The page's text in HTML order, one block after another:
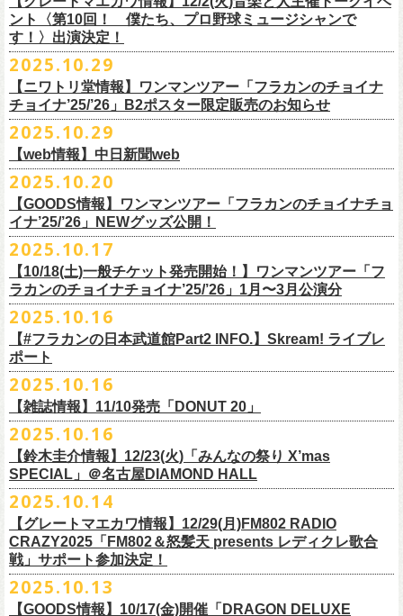
出演：JUN SKY WALKER(S) 、フラワーカンパニーズ
チケット料金：6,600円（税込）＋ドリンクオーダー ※未就学児入場不可
一般チケット発売日：2026年1月24日(土)
問い合わせ：E.L.L. 052-201-5004
JUN SKY WALKER(S) オフィシャルサイトhttp://junskywalkers.jp/
1days視聴券 2,800円(税込)
2days視聴券 5,000円(税込)
視聴チケット販売期間：12/08（月）21:00〜12/30(火) 19:00
視聴チケット販売URL：
GORA BREWERY
Godspeed Brewery（The Slop Shop）
しまなみブルワリー
Shimoda Brewing Company
Streetlight Brewing
SEOUL BREWERY（エムエスエンタープライズ）
立飛麦酒醸造所
CHORYOCraft
Beer
DevilCraft Brewing
Totopia Brewery
Trap Door Brewing他（AQベボリューション）
奈良醸造
NOVORU
NOMCRAFT BREWING
Nomodachi Brewing
箱根ビール醸造所
HAMAMATSU BEER
B.M.B BREWERY
Far Yeast Brewing
FARMENTRY
FILL BREWING
みぞのくち醸造所
YOUNG MASTER（ドリンクアッパーズ）
横浜ビール
横浜ベイブルーイング
Riip Beer他（Ever Green Imports）
Y.MARKET BREWING
US BREWERY（近日発表！）
US BREWERY（近日発表！）
US BREWERY（近日発表！）
ライブ、『フラワーカンパニーズ「ゾロ目だョ全員集合!〜フラカン33
年、野音99年〜」2022.9.23 日比谷野外大音楽堂』に続く第3弾、第4弾と
して、
年末恒例となった京都磔磔での2デイズライブ、2023年に開催されたフラ
ワーカンパニーズ「神さまツアー」～年末恒例磔磔2デイズ～の1日目、2
日目それぞれの映像を同時配信がスタート！
U-NEXT月額会員の方は、追加料金なくお楽しみいただけます。
様々な会場でのフラカンのライブをぜひお楽しみくださいね。
そして、いよいよ12/5(金)19:00〜「フラカンの横浜アリーナ -リモートラ
イヴ編- 〜生き続けてる事は最大のメッセージ！〜」U-NEXT独占配信
がスタート！
合わせてどうぞお楽しみに！
＊12/4(木)正午配信開始
◎ フラワーカンパニーズ「神さまツアー」～年末恒例磔磔2デイズ～ 1
日目 2023.12.13 京都磔磔
◎ フラワーカンパニーズ「神さまツアー」～年末恒例磔磔2デイズ～ 2
日目 2023.12.14 京都磔磔
▼視聴はこちら
https://video.unext.jp/browse/feature/FET0012549
ほか過去ライブ映像２作品も配信中！
＊11/20(木)より配信中
◎「フラカンの横浜アリーナ -リモートライヴ編- 〜生き続けてる事は最
大のメッセージ！〜」
＊11/27(木)より配信中
◎『フラワーカンパニーズ「ゾロ目だョ全員集合!〜フラカン33年、野音
翌週以降も過去のライブ映像を順次配信予定です。
様々な会場でのフラカンのライブをぜひお楽しみください！
＊11/27(木)正午配信開始
◎『フラワーカンパニーズ「ゾロ目だョ全員集合!〜フラカン33年、野音
99年〜」2022.9.23 日比谷野外大音楽堂』
▼視聴はこちら
https://video.unext.jp/browse/feature/FET0012549
＊U-NEXT独占ライブ配信詳細
◎フラワーカンパニーズ「フラカンの日本武道館 Part2 〜超・今が
旬〜」
配信日：2025年12月5日(金)19:00〜 ※見逃し配信あり
視聴料：U-NEXT月額会員視聴無料
配信URL：https://t.unext.jp/r/flowercompanyz
ーー過去ライブ映像配信スケジュールーー
＊11/20(木)より配信中
◎「フラカンの横浜アリーナ -リモートライヴ編- 〜生き続けてる事は最
大のメッセージ！〜」
https://video.unext.jp/browse/feature/FET0012549
＊12/4(木)配信開始予定
◎ フラワーカンパニーズ「神さまツアー」～年末恒例磔磔2デイズ～ 1
日目 2023.12.13 京都磔磔
◎ フラワーカンパニーズ「神さまツアー」～年末恒例磔磔2デイズ～ 2
日目 2023.12.14 京都磔磔
U-NEXT月額会員の方は、追加料金なくお楽しみいただけます。
翌週以降も過去のライブ映像を順次配信予定です。
様々な会場でのフラカンのライブをぜひお楽しみください！
＊11/20(木)正午配信開始
◎「フラカンの横浜アリーナ -リモートライヴ編- 〜生き続けてる事は最
大のメッセージ！〜」 2020.8.27 横浜アリーナ *無観客配信ライブ
▼視聴はこちら
https://video.unext.jp/browse/feature/FET0012549
＊U-NEXT独占ライブ配信詳細
◎フラワーカンパニーズ「フラカンの日本武道館 Part2 〜超・今が
旬〜」
配信日：2025年12月5日(金)19:00〜 ※見逃し配信あり
視聴料：U-NEXT月額会員視聴無料
配信URL：https://t.unext.jp/r/flowercompanyz
ーー過去ライブ映像配信スケジュール予定ーー
＊11/27(木)配信開始予定
◎「ゾロ目だョ全員集合!〜フラカン33年、野音99年〜」2022.9.23 日比
谷野外大音楽堂
＊12/4(木)配信開始予定
◎ フラワーカンパニーズ「神さまツアー」～年末恒例磔磔2デイズ～ 1
日目 2023.12.13 京都磔磔
◎ フラワーカンパニーズ「神さまツアー」～年末恒例磔磔2デイズ～ 2
日目 2023.12.14 京都磔磔
四星球・北島康雄くんのトークライブに鈴木圭介の出演が決定！
◎『僕？僕は君だよ 76日前の』
日時：2025年12月5日(金)開場18:45 / 開演19:30
会場：東京・西早稲田BLAH BLAH BLAH
出演：北島康雄(四星球) ゲスト：鈴木圭介(フラワーカンパニーズ)
チャージ：前売¥3000/当日¥3500(+1drink ¥600)
予約開始：2025年11月16日(日)12:00〜
予約方法：Livepocketで受付
2026年1月12日(月祝)＠仙台darwinで開催される四星球企画「毛が生えた
日」にフラワーカンパニーズの出演が決定！
◎四星球企画「毛が生えた日」
日時：2026年1月12日(月祝) OPEN 15:30 / START 16:00
会場：仙台darwin
出演：四星球、フラワーカンパニーズ、SCOOBIE DO
チケット料金：¥4,200(税込/ドリンク代別)
一般チケット発売日：11月29日(土)
問い合わせ：ジー・アイ・ピー tel022-222-9999
＊一般発売に先がけ、HP先行あり！
＜HP先行＞
受付期間： 11月 13日
受付URL：https://l-tike.com/su- xing-cyu/
9月20日(土) に開催した日本武道館公演『フラカンの日本武道館 Part2 〜
超・今が旬〜』、このライブの模様がU-NEXTにて12/5(金)19:00〜独占ラ
イブ配信されることが決定！
全国のライブハウスを主戦場とし”メンバーチェンジなし、活動休止な
し”で全国各地でライブ・
で”超・今が旬”と自負し10年振りに挑んだ2度目の日本武道館ライブ。
その模様を10年前の武道館ライブ映像をはじめフラカンのMVも
掛けている映像監督・番場秀一氏がリアルに映し出します。
さらにこの配信を記念し、同じくU-NEXTにて、
ナでの無観客配信ライブ、
恒例となっている京都のライブハウス磔磔でのセットリ
し2DAYSの2023年の映像も配信されることが決定！
武道館ライブ配信に先駆け、順次公開される予定です。
どうぞお楽しみに！
＊U-NEXT独占ライブ配信詳細
◎フラワーカンパニーズ「フラカンの日本武道館 Part2 〜超・今が
旬〜」
配信日：2025年12月5日(金)19:00〜 ※見逃し配信あり
視聴料：U-NEXT月額会員視聴無料配信URL：
年末恒例となっている大晦日ライブ「ヤングナイター」改め、「ヤング
デーゲーム’25」の開催が決定！
ント〈第10回！ 僕たち、プロ野球ミュージシャンで
す！〉出演決定！
【公演詳細】
公演タイトル：第10回！ 僕たち、プロ野球大好きミュージシャンです！
日時・会場：12月2日（火）LOFT9 Shibuya
（ https://www.loft-prj.co.jp/schedule/loft9/access
開場／開演： 17:45／18:30
（終演予定：21:15）
出演ミュージシャン： ※五十音順
イノウエアツシ（ニューロティカ／横浜DeNAベイスターズ）、ウエノコ
ウジ（the
HIATUS、Radio Caroline／広島東洋カープ）、オカモト”MOBY”タクヤ
(SCOOBIE DO ／MLB
解説者)、グレートマエカワ（フラワーカンパニーズ／中日ドラゴン
ズ）、樋口豊
（BUCK∞TICK／阪神タイガース）
司会：金光裕史（音楽と人編集部／阪神タイガース）
料金：前売￥4,000 ※税込／要1オーダー（500円以上）
チケット一般発売日：11月8日（土）10時〜
※購入枚数制限あり／お一人様2枚まで
※チケットの整理番号順での入場となります。
販売URL
https://eplus.jp/sf/detail/4428590001-P0030001
注意事項
※営利目的のチケットの転売は固くお断り致します。転売チケットは入
場をお断りする場合もあ
りますのでご注意ください。
※撮影・録音・録画などは禁止とさせていただきます。また開場時のご
自分の席以外の席取りは
2025.10.29
【ニワトリ堂情報】ワンマンツアー「フラカンのチョイナ
チョイナ’25/’26」B2ポスター限定販売のお知らせ
2025.10.29
【web情報】中日新聞web
■10月28日(火)公開 中日新聞web
【動画】名曲「深夜高速」やディープな名古屋の魅力を語る フラワー
カンパニーズ・鈴木圭介さん、イラストレーター・丹下京子さん対談
https://www.chunichi.co.jp/article/1151332
2025.10.20
【GOODS情報】ワンマンツアー「フラカンのチョイナチョ
イナ’25/’26」NEWグッズ公開！
10/25(土)＠熊本Djangoよりスタートするフラワーカンパニーズ ワンマン
ツアー「フラカンのチョイナチョイナ’25/’26」ら販売するNEWグッズを
公開！
2025.10.17
【10/18(土)一般チケット発売開始！】ワンマンツアー「フ
ラカンのチョイナチョイナ’25/’26」1月〜3月公演分
2025.10.16
【#フラカンの日本武道館Part2 INFO.】Skream! ライブレ
ポート
■10月16日(木)公開 Skream!
＊9/20(土)「フラカンの日本武道館 Part2 〜超・今が旬〜」ライブレポー
ト掲載
https://skream.jp/livereport/2025/10/flower_companyz.php
2025.10.16
【雑誌情報】11/10発売「DONUT 20」
■11月10日(月)発売 「DONUT 20」
＊グレートマエカワインタビュー掲載
【グレートマエカワ（フラワーカンパニーズ）「ロックンロールが降っ
てきた日」】
人生を変えた1枚のレコードについて訊く「ロックンロールが降ってきた
日」に、先ごろ、二度目の日本武道館公演を成功させたフラワーカンパ
ニーズのグレートマエカワが登場。自身の音楽人生とフラワーカンパニ
ーズの現在地を語る。
https://donutroll.tokyo/wd/20251110_donut20/
2025.10.16
【鈴木圭介情報】12/23(火)「みんなの祭り X’mas
SPECIAL」＠名古屋DIAMOND HALL
2025.10.14
【グレートマエカワ情報】12/29(月)FM802 RADIO
CRAZY2025「FM802＆怒髪天 presents レディクレ歌合
戦」サポート参加決定！
2025.10.13
【GOODS情報】10/17(金)開催「DRAGON DELUXE